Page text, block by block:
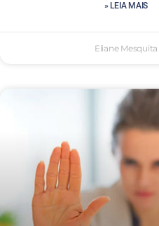
» LEIA MAIS
Eliane Mesquita